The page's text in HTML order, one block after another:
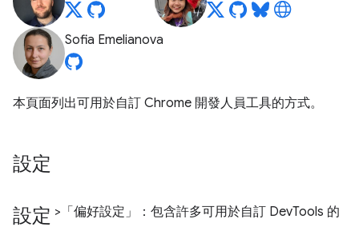
Sofia Emelianova
本頁面列出可用於自訂 Chrome 開發人員工具的方式。
設定
設定 >「偏好設定」
：包含許多可用於自訂 DevTools 的